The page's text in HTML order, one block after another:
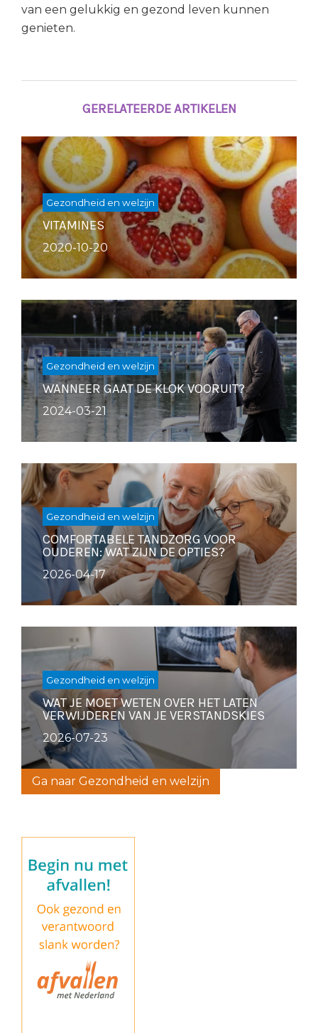
van een gelukkig en gezond leven kunnen
genieten.
GERELATEERDE ARTIKELEN
Gezondheid en welzijn
VITAMINES
2020-10-20
Gezondheid en welzijn
WANNEER GAAT DE KLOK VOORUIT?
2024-03-21
Gezondheid en welzijn
COMFORTABELE TANDZORG VOOR
OUDEREN: WAT ZIJN DE OPTIES?
2026-04-17
Gezondheid en welzijn
WAT JE MOET WETEN OVER HET LATEN
VERWIJDEREN VAN JE VERSTANDSKIES
2026-07-23
Ga naar Gezondheid en welzijn